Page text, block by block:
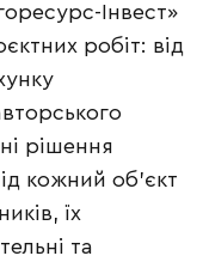
Інвест»
робіт: від
рішення
кожний об’єкт
їх
та